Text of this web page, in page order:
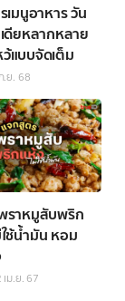
เมนูอาหาร วัน
ดียหลากหลาย
แบบจัดเต็ม
.ย. 68
ราหมูสับพริก
ช้น้ำมัน หอม
เม.ย. 67